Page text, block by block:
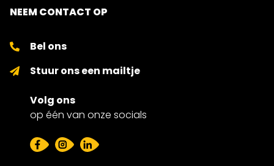
NEEM CONTACT OP
Bel ons
Stuur ons een mailtje
Volg ons
op één van onze socials